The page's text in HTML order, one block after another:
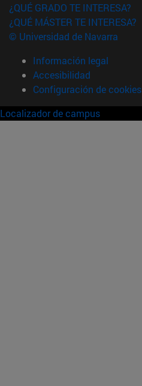
¿QUÉ GRADO TE INTERESA?
¿QUÉ MÁSTER TE INTERESA?
© Universidad de Navarra
Información legal
Accesibilidad
Configuración de cookies
Localizador de campus